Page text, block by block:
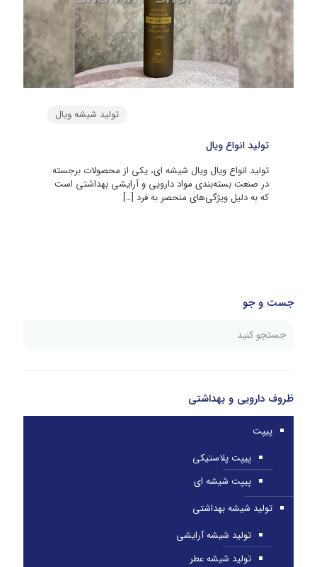
تولید شیشه ویال
تولید انواع ویال
تولید انواع ویال ویال شیشه‌ ای، یکی از محصولات برجسته
در صنعت بسته‌بندی مواد دارویی و آرایشی بهداشتی است
که به دلیل ویژگی‌های منحصر به فرد […]
جست و جو
ظروف دارویی و بهداشتی
پیپت
پیپت پلاستیکی
پیپت شیشه ای
تولید شیشه بهداشتی
تولید شیشه آرایشی
تولید شیشه عطر